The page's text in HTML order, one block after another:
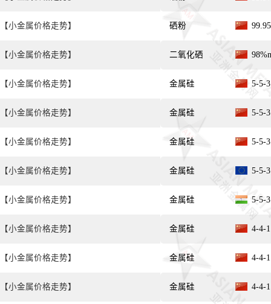
【小金属价格走势】
【小金属价格走势】
【小金属价格走势】
【小金属价格走势】
【小金属价格走势】
【小金属价格走势】
【小金属价格走势】
【小金属价格走势】
【小金属价格走势】
【小金属价格走势】
硒粉
二氧化硒
金属硅 5-5-
金属硅 5-5-
金属硅 5-5-
金属硅 5-5-
金属硅 5-5-
金属硅 4-4-
金属硅 4-4-
金属硅 4-4-